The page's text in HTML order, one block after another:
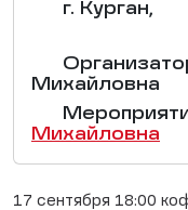
г. Курган,
Михайловна
Михайловна
17 сентября 18:00